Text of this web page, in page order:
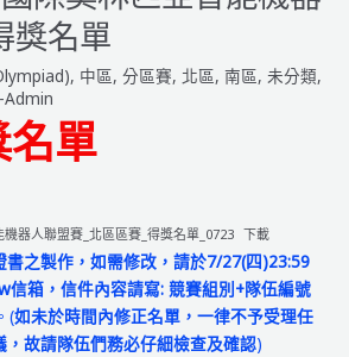
獎名單
, 中區, 分區賽, 北區, 南區, 未分類,
Admin
單
器人聯盟賽_北區區賽_得獎名單_0723 下載
書之製作，如需修改，請於7/27(四)23:59
信箱，信件內容請寫: 競賽組別+隊伍編號
。(如未於時間內修正名單，一律不予受理任
故請隊伍們務必仔細檢查及確認)